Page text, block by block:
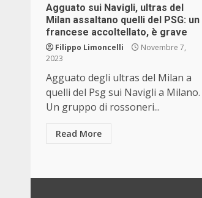
Agguato sui Navigli, ultras del
Milan assaltano quelli del PSG: un
francese accoltellato, è grave
Filippo Limoncelli
Novembre 7,
2023
Agguato degli ultras del Milan a
quelli del Psg sui Navigli a Milano.
Un gruppo di rossoneri...
Read More